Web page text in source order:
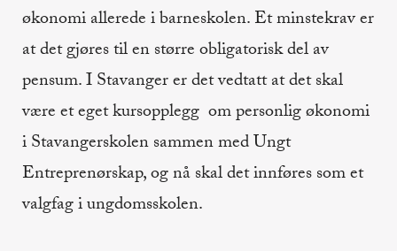
økonomi allerede i barneskolen. Et minstekrav er
at det gjøres til en større obligatorisk del av
pensum. I Stavanger er det vedtatt at det skal
være et eget kursopplegg om personlig økonomi
i Stavangerskolen sammen med Ungt
Entreprenørskap, og nå skal det innføres som et
valgfag i ungdomsskolen.